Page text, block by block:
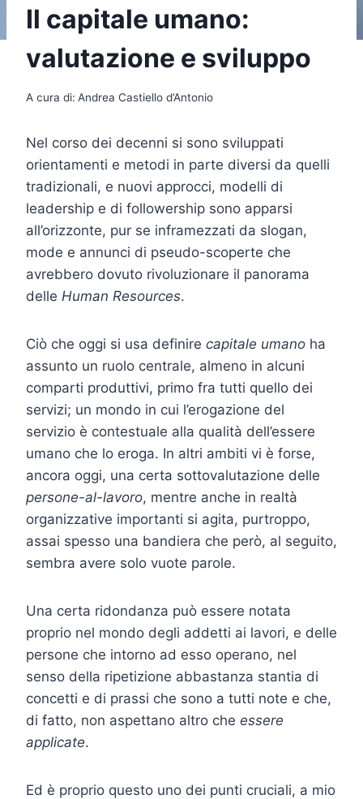
Il capitale umano:
valutazione e sviluppo
A cura di: Andrea Castiello d’Antonio
Nel corso dei decenni si sono sviluppati
orientamenti e metodi in parte diversi da quelli
tradizionali, e nuovi approcci, modelli di
leadership e di followership sono apparsi
all’orizzonte, pur se inframezzati da slogan,
mode e annunci di pseudo-scoperte che
avrebbero dovuto rivoluzionare il panorama
delle Human Resources.
Ciò che oggi si usa definire capitale umano ha
assunto un ruolo centrale, almeno in alcuni
comparti produttivi, primo fra tutti quello dei
servizi; un mondo in cui l’erogazione del
servizio è contestuale alla qualità dell’essere
umano che lo eroga. In altri ambiti vi è forse,
ancora oggi, una certa sottovalutazione delle
persone-al-lavoro, mentre anche in realtà
organizzative importanti si agita, purtroppo,
assai spesso una bandiera che però, al seguito,
sembra avere solo vuote parole.
Una certa ridondanza può essere notata
proprio nel mondo degli addetti ai lavori, e delle
persone che intorno ad esso operano, nel
senso della ripetizione abbastanza stantia di
concetti e di prassi che sono a tutti note e che,
di fatto, non aspettano altro che essere
applicate.
Ed è proprio questo uno dei punti cruciali, a mio